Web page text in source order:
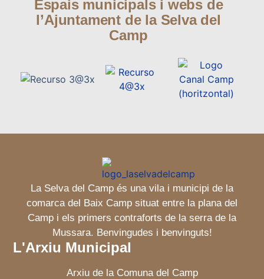
Espais municipals i webs de
l’Ajuntament de la Selva del
Camp
La Selva del Camp és una vila i municipi de la
comarca del Baix Camp situat entre la plana del
Camp i els primers contraforts de la serra de la
Mussara. Benvingudes i benvinguts!
L'Arxiu Municipal
Arxiu de la Comuna del Camp